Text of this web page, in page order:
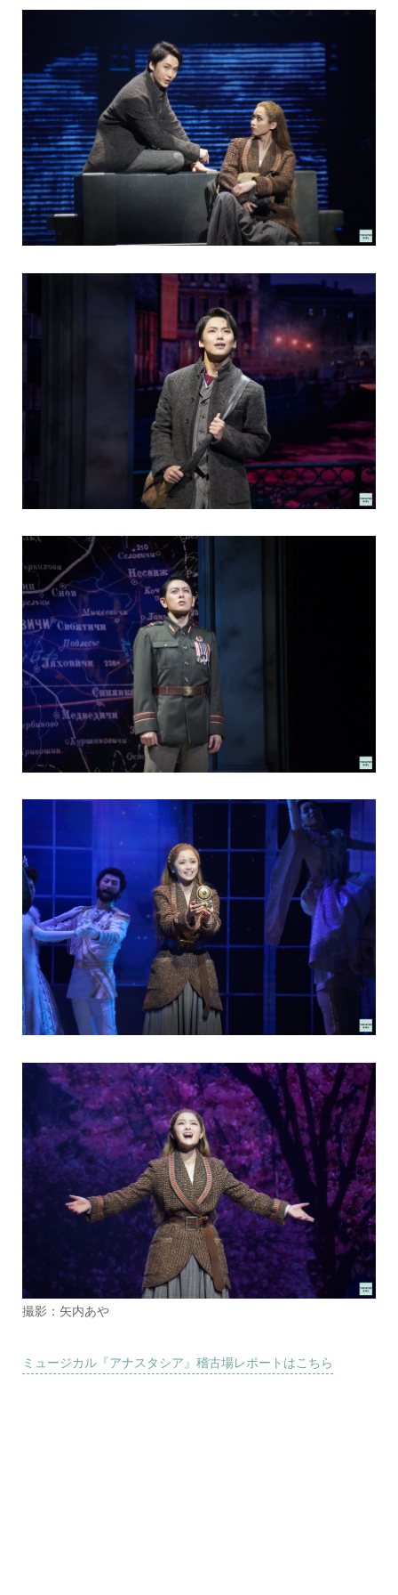
撮影：矢内あや
ミュージカル『アナスタシア』稽古場レポートはこちら